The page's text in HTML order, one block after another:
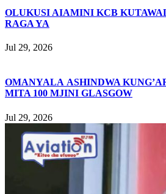
OLUKUSI AIAMINI KCB
RAGA YA
Jul 29, 2026
OMANYALA ASHINDWA
MITA 100 MJINI GLASGOW
Jul 29, 2026